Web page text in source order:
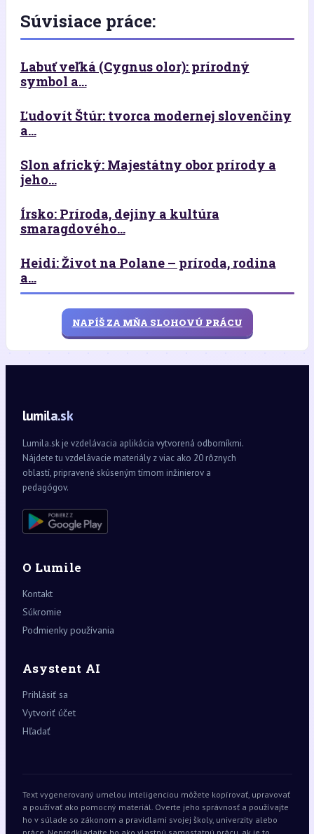
Súvisiace práce:
Labuť veľká (Cygnus olor): prírodný
symbol a...
Ľudovít Štúr: tvorca modernej slovenčiny
a...
Slon africký: Majestátny obor prírody a
jeho...
Írsko: Príroda, dejiny a kultúra
smaragdového...
Heidi: Život na Polane – príroda, rodina
a...
NAPÍŠ ZA MŇA SLOHOVÚ PRÁCU
lumila.sk
Lumila.sk je vzdelávacia aplikácia vytvorená odborníkmi.
Nájdete tu vzdelávacie materiály z viac ako 20 rôznych
oblastí, pripravené skúseným tímom inžinierov a
pedagógov.
O Lumile
Kontakt
Súkromie
Podmienky používania
Asystent AI
Prihlásiť sa
Vytvoriť účet
Hľadať
Text vygenerovaný umelou inteligenciou môžete kopírovať, upravovať
a používať ako pomocný materiál. Overte jeho správnosť a používajte
ho v súlade so zákonom a pravidlami svojej školy, univerzity alebo